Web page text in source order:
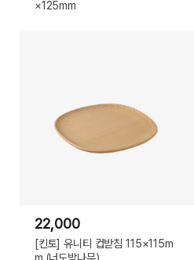
×125mm
22,000
[킨토] 유니티 컵받침 115×115m
m (너도밤나무)